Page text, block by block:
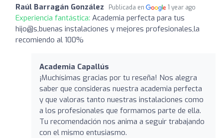
Raúl Barragán González Publicada en 1 year ago
Experiencia fantástica: Academia perfecta para tus
hijo@s,buenas instalaciones y mejores profesionales,la
recomiendo al 100%
Academia Capallús
¡Muchísimas gracias por tu reseña! Nos alegra
saber que consideras nuestra academia perfecta
y que valoras tanto nuestras instalaciones como
a los profesionales que formamos parte de ella.
Tu recomendación nos anima a seguir trabajando
con el mismo entusiasmo.